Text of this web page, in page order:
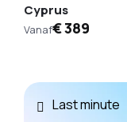
Cyprus
Vanaf€ 389
Last minute